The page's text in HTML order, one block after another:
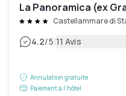
La Panoramica (ex
Castellammare di
4.2/5|11 Avis
Annulation gratuite
Paiement à l'hôtel